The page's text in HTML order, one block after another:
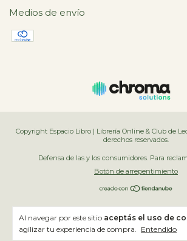
Al navegar por este sitio aceptás el uso de
agilizar tu experiencia de compra. Entendido
Medios de envío
Copyright Espacio Libro | Librería Online & Club de
derechos reservados.
Defensa de las y los consumidores. Para
Botón de arrepentimiento